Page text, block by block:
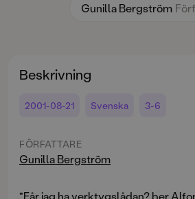
Gunilla Bergström
Beskrivning
2001-08-21 Svenska 3-6
FÖRFATTARE
Gunilla Bergström
"Får jag ha verktygslådan? ber